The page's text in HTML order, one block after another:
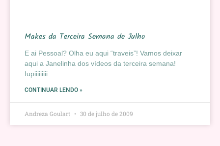
Makes da Terceira Semana de Julho
E ai Pessoal? Olha eu aqui “traveis”! Vamos deixar
aqui a Janelinha dos vídeos da terceira semana!
Iupiiiiiiiii
CONTINUAR LENDO »
Andreza Goulart 30 de julho de 2009